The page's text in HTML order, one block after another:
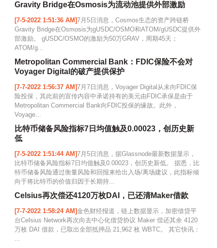
Gravity Bridge在Osmosis为流动池提供外部激励
[7-5-2022 1:51:36 AM]7月5日消息，Cosmos生态的资产跨链桥
Gravity Bridge在Osmosis为gUSDC/OSMO和ATOM/gUSDC提供外
部激励。 gUSDC/OSMO的激励为50万GRAV，周期45天；
ATOM/g...
Metropolitan Commercial Bank：FDIC保险不会对
Voyager Digital的破产提供保护
[7-7-2022 1:56:37 AM]7月7日消息，Voyager Digital从未向FDIC保
险投保，其此前的宣传内容中承诺持有的美元由FDIC承保是由于
Metropolitan Commercial Bank向FDIC投保的缘故。此外，
Voyage...
比特币储备风险指标7日均值触及0.00023，创历史新
低
[7-5-2022 1:51:44 AM]7月5日消息，据Glassnode最新数据显示，
比特币储备风险指标7日均值触及0.00023，创历史新低。 据悉，比
特币储备风险通过衡量风险和回报来给出入场/离场建议，此指标倾
向于将比特币的价值归因于长期持...
Celsius再次偿还4120万枚DAI，已还清Maker借款
[7-7-2022 1:58:24 AM]金色财经报道，链上数据显示，加密借贷平
台Celsius Network再次向去中心化借贷协议 Maker 偿还其余 4120
万枚 DAI 借款，已取出全部抵押品 21,962 枚 WBTC。 其它快讯：
...